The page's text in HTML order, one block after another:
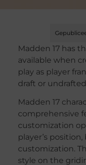
Madden 17 has
available when
play as player
draft or
Madden 17
comprehensive
customization
player’s
customization.
style on the